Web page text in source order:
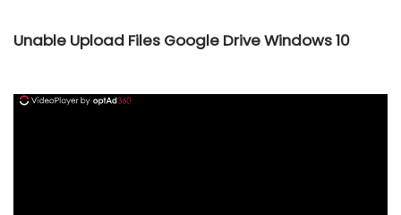
Unable Upload Files Google Drive Windows 10